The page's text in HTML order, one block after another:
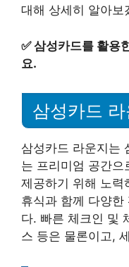
대해 상세히 알아보
✅삼성카드를 활용
요.
삼성카드
삼성카드 라운지는
는 프리미엄 공간으
제공하기 위해 노력
휴식과 함께 다양한
다. 빠른 체크인 및
스 등은 물론이고,